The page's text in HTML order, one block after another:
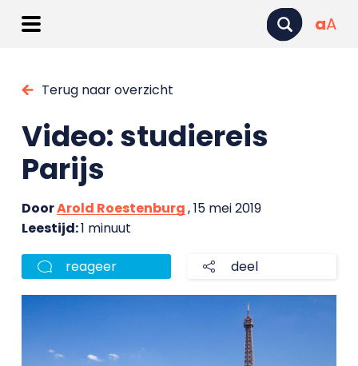
aA
Terug naar overzicht
Video: studiereis
Parijs
DoorArold Roestenburg, 15 mei 2019
Leestijd:1 minuut
reageer deel